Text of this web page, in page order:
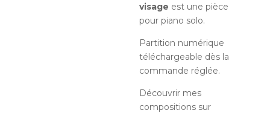
visage est une pièce
pour piano solo.
Partition numérique
téléchargeable dès la
commande réglée.
Découvrir mes
compositions sur